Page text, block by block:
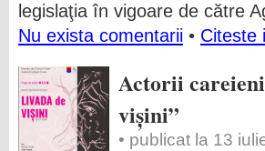
legislaţia în vigoare de către
Nu exista comentarii • Citeste
Actorii
vișini”
• publicat la 13